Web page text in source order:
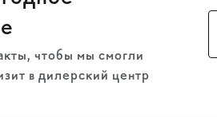
чтобы мы смогли
в дилерский центр